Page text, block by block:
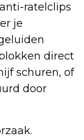
ratelclips
je
direct
schuren, of
door